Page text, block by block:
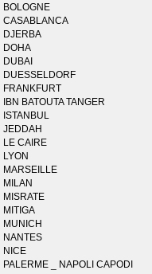
BOLOGNE
CASABLANCA
DJERBA
DOHA
DUBAI
DUESSELDORF
FRANKFURT
IBN BATOUTA TANGER
ISTANBUL
JEDDAH
LE CAIRE
LYON
MARSEILLE
MILAN
MISRATE
MITIGA
MUNICH
NANTES
NICE
PALERME _ NAPOLI CAPODI